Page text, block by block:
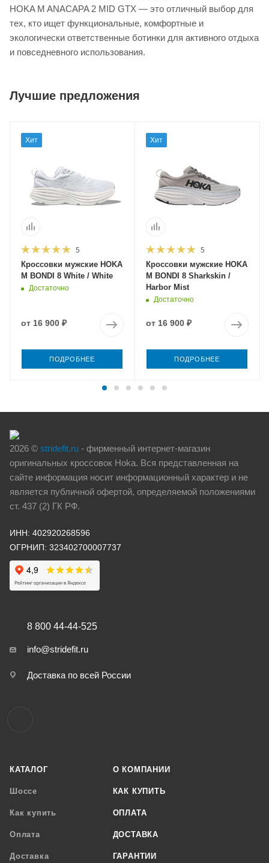
HOKA M ANACAPA 2 MID GTX — это отличный выбор для
тех, кто ищет функциональные, комфортные и
экологически ответственные ботинки для активного отдыха
и повседневного использования.
Лучшие предложения
Хит
5
Кроссовки мужские HOKA
M BONDI 8 White / White
Достаточно
от 16 900 ₽
ПОДРОБНЕЕ
Хит
5
Кроссовки мужские HOKA
M BONDI 8 Sharkskin /
Harbor Mist
Достаточно
от 16 900 ₽
ПОДРОБНЕЕ
2026 © stridefit.ru - фирменный интернет-магазин
оригинальных кроссовок Hoka. Вся представленная на
сайте информация носит информационный характер и не
является публичной офертой, определяемой положениями
ст. 437 (2) ГК РФ.
ИНН: 402920268596
ОГРНИП: 323402700007737
КАТАЛОГ
Шоссе
Как купить
Оплата
Доставка
О КОМПАНИИ
КАК КУПИТЬ
ОПЛАТА
ДОСТАВКА
ГАРАНТИИ
8 800 44-44-525
info@stridefit.ru
Доставка по всей России